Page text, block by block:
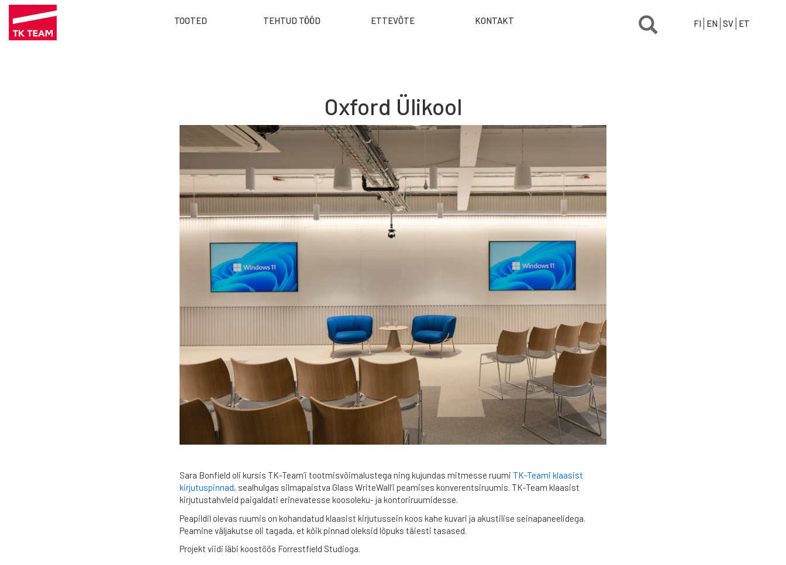
Liigu
MainTOOTED TEHTUD TÖÖD ETTEVÕTE KONTAKT FI EN SV ET
Oxford Ülikool
Sara Bonfield oli kursis TK-Team’i tootmisvõimalustega ning kujundas mitmesse ruumi TK-Teami klaasist
kirjutuspinnad, sealhulgas silmapaistva Glass WriteWall’i peamises konverentsiruumis. TK-Team klaasist
kirjutustahvleid paigaldati erinevatesse koosoleku- ja kontoriruumidesse.
Peapildil olevas ruumis on kohandatud klaasist kirjutussein koos kahe kuvari ja akustilise seinapaneelidega.
Peamine väljakutse oli tagada, et kõik pinnad oleksid lõpuks täiesti tasased.
Projekt viidi läbi koostöös Forrestfield Studioga.